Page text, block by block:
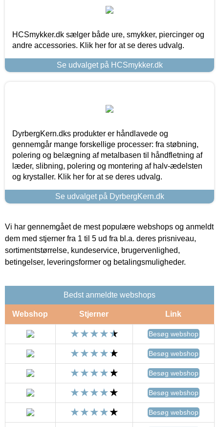
HCSmykker.dk sælger både ure, smykker, piercinger og
andre accessories. Klik her for at se deres udvalg.
Se udvalget på HCSmykker.dk
DyrbergKern.dks produkter er håndlavede og
gennemgår mange forskellige processer: fra støbning,
polering og belægning af metalbasen til håndfletning af
læder, slibning, polering og montering af halv-ædelsten
og krystaller. Klik her for at se deres udvalg.
Se udvalget på DyrbergKern.dk
Vi har gennemgået de mest populære webshops og anmeldt
dem med stjerner fra 1 til 5 ud fra bl.a. deres prisniveau,
sortimentstørrelse, kundeservice, brugervenlighed,
betingelser, leveringsformer og betalingsmuligheder.
Bedst anmeldte webshops
Webshop Stjerner Link
Besøg webshop
Besøg webshop
Besøg webshop
Besøg webshop
Besøg webshop